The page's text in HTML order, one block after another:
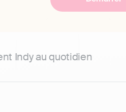
Indy au quotidien